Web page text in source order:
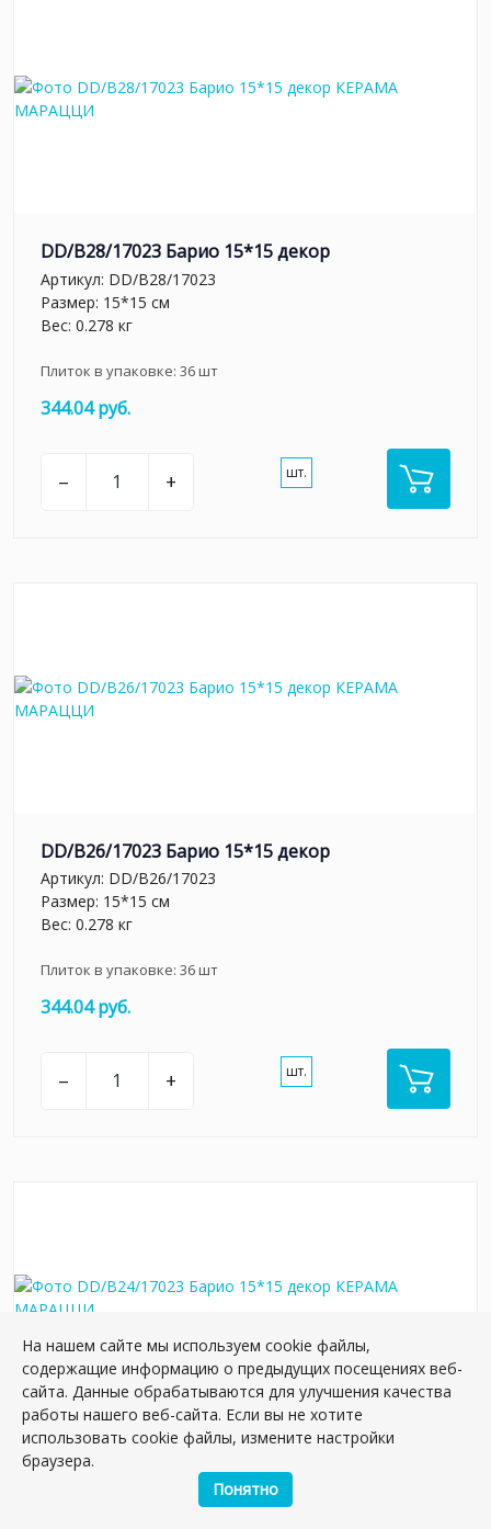
DD/B28/17023 Барио 15*15 декор
Артикул: DD/B28/17023
Размер: 15*15 см
Вес: 0.278 кг
Плиток в упаковке: 36шт
344.04 руб.
– + шт.
DD/B26/17023 Барио 15*15 декор
Артикул: DD/B26/17023
Размер: 15*15 см
Вес: 0.278 кг
Плиток в упаковке: 36шт
344.04 руб.
– + шт.
DD/B24/17023 Барио 15*15 декор
Артикул:
DD/B24/17023
На нашем сайте мы используем cookie файлы,
содержащие информацию о предыдущих посещениях веб-
сайта. Данные обрабатываются для улучшения качества
работы нашего веб-сайта. Если вы не хотите
использовать cookie файлы, измените настройки
браузера.
Понятно